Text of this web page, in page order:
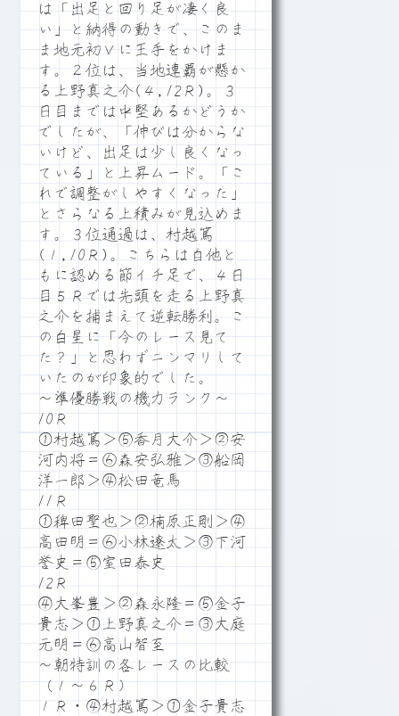
は「出足と回り足が凄く良
い」と納得の動きで、このま
ま地元初Ｖに王手をかけま
す。２位は、当地連覇が懸か
る上野真之介(４,12Ｒ)。３
日目までは中堅あるかどうか
でしたが、「伸びは分からな
いけど、出足は少し良くなっ
ている」と上昇ムード。「こ
れで調整がしやすくなった」
とさらなる上積みが見込めま
す。３位通過は、村越篤
(１,10Ｒ)。こちらは自他と
もに認める節イチ足で、４日
目５Ｒでは先頭を走る上野真
之介を捕まえて逆転勝利。こ
の白星に「今のレース見て
た？」と思わずニンマリして
いたのが印象的でした。
～準優勝戦の機力ランク～
10Ｒ
①村越篤＞⑤香月大介＞②安
河内将＝⑥森安弘雅＞③船岡
洋一郎＞④松田竜馬
11Ｒ
①稗田聖也＞②楠原正剛＞④
高田明＝⑥小林遼太＞③下河
誉史＝⑤室田泰史
12Ｒ
④大峯豊＞②森永隆＝⑤金子
貴志＞①上野真之介＝③大庭
元明＝⑥高山智至
～朝特訓の各レースの比較
（１～６Ｒ）
１Ｒ・④村越篤＞①金子貴志